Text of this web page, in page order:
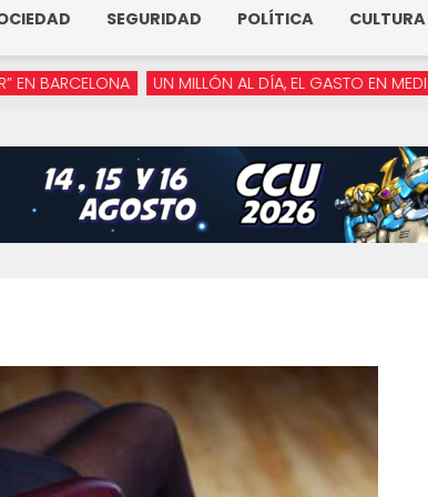
SEGURIDAD POLÍTICA CULTURA
UN MILLÓN AL DÍA, EL GASTO EN MEDIOS DE ARMENTA